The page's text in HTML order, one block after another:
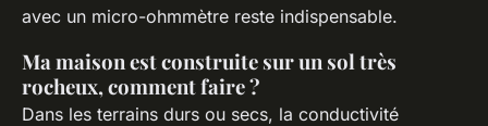
avec un micro-ohmmètre reste indispensable.
Ma maison est construite sur un sol très
rocheux, comment faire ?
Dans les terrains durs ou secs, la conductivité